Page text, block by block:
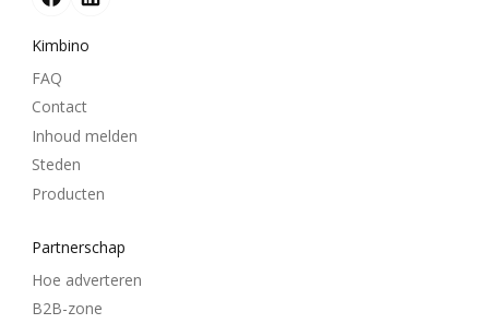
Kimbino
FAQ
Contact
Inhoud melden
Steden
Producten
Partnerschap
Hoe adverteren
B2B-zone